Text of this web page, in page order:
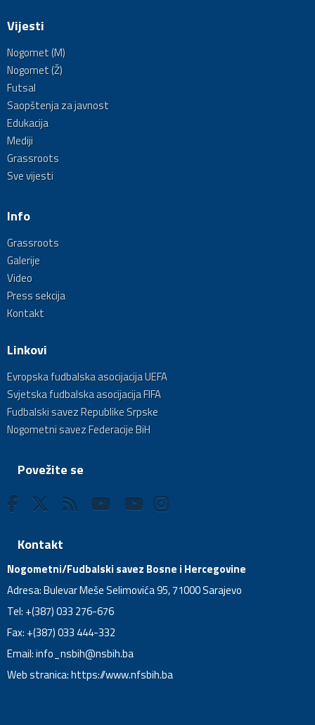
Vijesti
Nogomet (M)
Nogomet (Ž)
Futsal
Saopštenja za javnost
Edukacija
Mediji
Grassroots
Sve vijesti
Info
Grassroots
Galerije
Video
Press sekcija
Kontakt
Linkovi
Evropska fudbalska asocijacija UEFA
Svjetska fudbalska asocijacija FIFA
Fudbalski savez Republike Srpske
Nogometni savez Federacije BiH
Povežite se
Kontakt
Nogometni/Fudbalski savez Bosne i Hercegovine
Adresa: Bulevar Meše Selimovića 95, 71000 Sarajevo
Tel: +(387) 033 276-676
Fax: +(387) 033 444-332
Email:info_nsbih@nsbih.ba
Web stranica: https://www.nfsbih.ba